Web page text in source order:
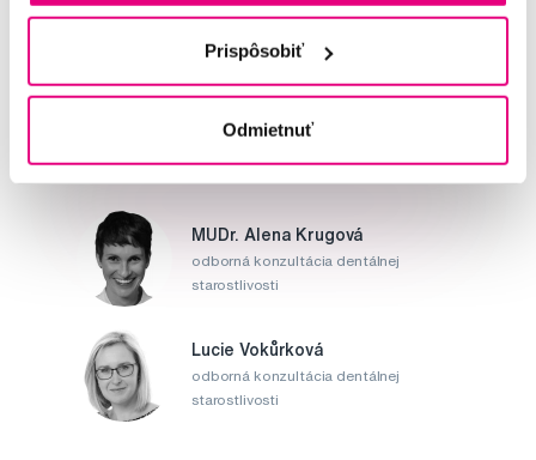
Prispôsobiť
Odmietnuť
Napište našim odborníkům
MUDr. Alena Krugová
odborná konzultácia dentálnej
starostlivosti
Lucie Vokůrková
odborná konzultácia dentálnej
starostlivosti